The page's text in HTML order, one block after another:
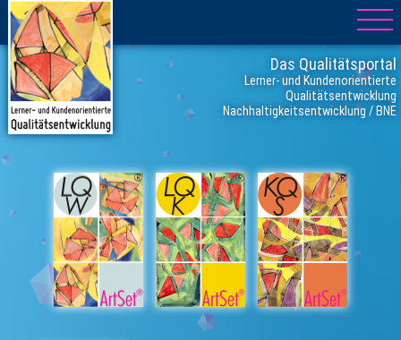
Das Qualitätsportal
Lerner- und Kundenorientierte
Qualitätsentwicklung
Nachhaltigkeitsentwicklung / BNE